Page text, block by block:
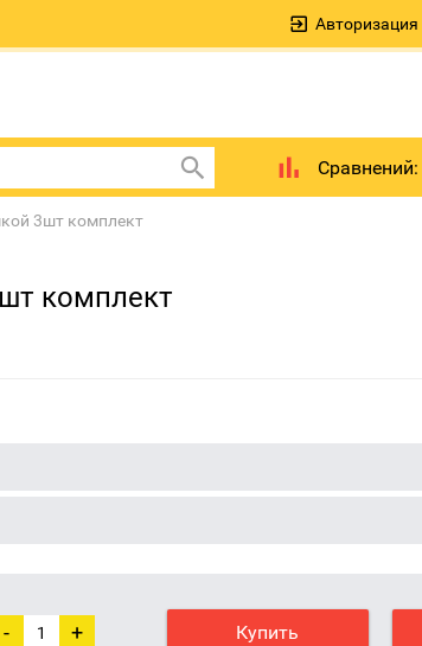
Авторизация
Сравнений:
3шт комплект
комплект
- + Купить